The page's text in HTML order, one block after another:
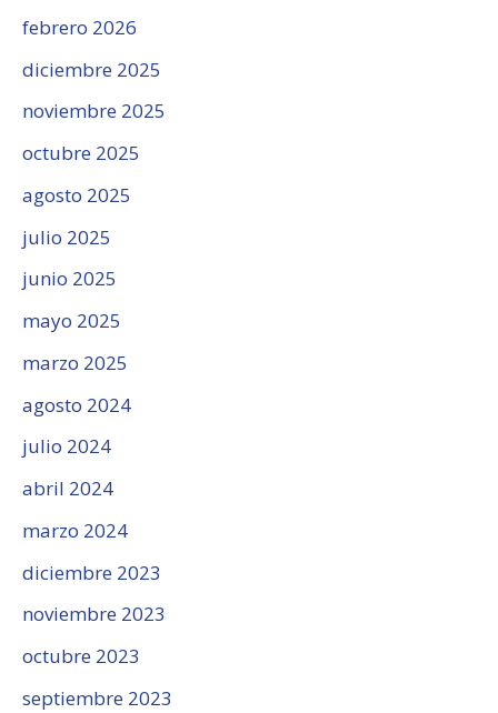
febrero 2026
diciembre 2025
noviembre 2025
octubre 2025
agosto 2025
julio 2025
junio 2025
mayo 2025
marzo 2025
agosto 2024
julio 2024
abril 2024
marzo 2024
diciembre 2023
noviembre 2023
octubre 2023
septiembre 2023